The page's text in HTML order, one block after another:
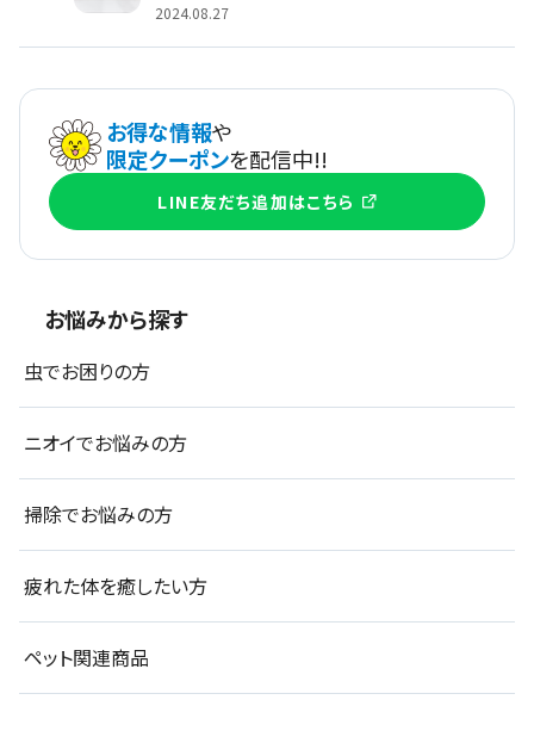
2024.08.27
お得な情報や
限定クーポンを配信中!!
LINE友だち追加はこちら
お悩みから探す
虫でお困りの方
ニオイでお悩みの方
掃除でお悩みの方
疲れた体を癒したい方
ペット関連商品